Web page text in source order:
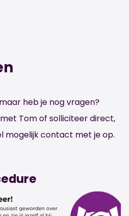
heb je nog vragen?
Tom of solliciteer direct,
mogelijk contact met je op.